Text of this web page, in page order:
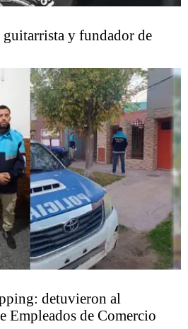
y fundador de
detuvieron al
Empleados de Comercio